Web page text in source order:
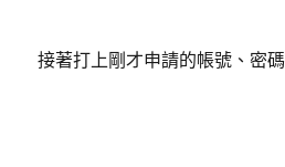
接著打上剛才申請的帳號、密碼